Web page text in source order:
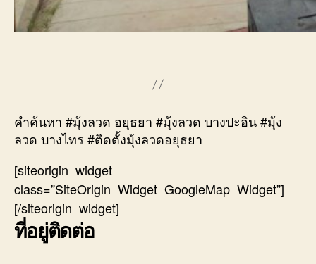
คำค้นหา #มุ้งลวด อยุธยา #มุ้งลวด บางปะอิน #มุ้ง
ลวด บางไทร #ติดตั้งมุ้งลวดอยุธยา
[siteorigin_widget
class=”SiteOrigin_Widget_GoogleMap_Widget”]
[/siteorigin_widget]
ที่อยู่ติดต่อ